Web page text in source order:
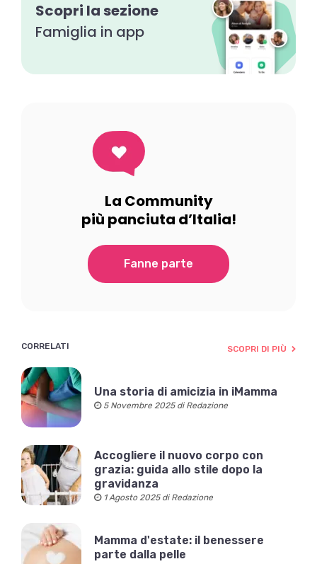
Scopri la sezione
Famiglia in app
La Community
più panciuta d’Italia!
Fanne parte
CORRELATI SCOPRI DI PIÙ
Una storia di amicizia in iMamma
5 Novembre 2025 di Redazione
Accogliere il nuovo corpo con
grazia: guida allo stile dopo la
gravidanza
1 Agosto 2025 di Redazione
Mamma d'estate: il benessere
parte dalla pelle